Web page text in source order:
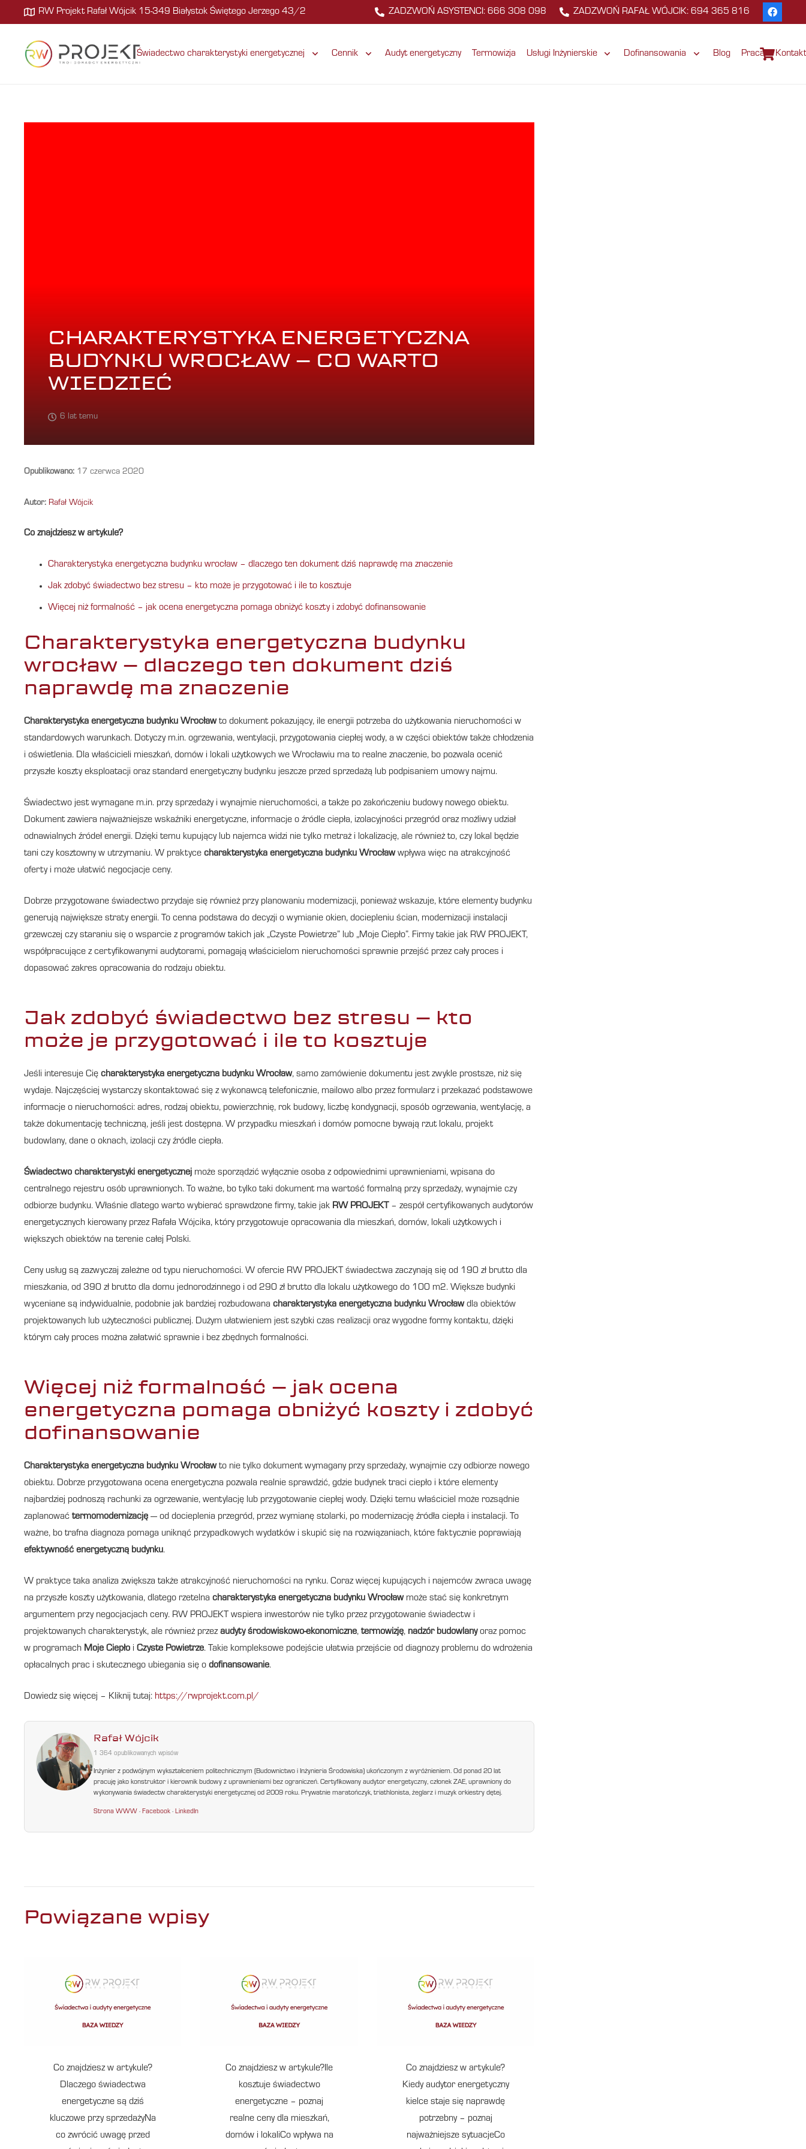
RW Projekt Rafał Wójcik 15-349 Białystok Świętego Jerzego 43/2 ZADZWOŃ ASYSTENCI: 666 308 098 ZADZWOŃ RAFAŁ WÓJCIK: 694 365 816
Świadectwo charakterystyki energetycznej Cennik Audyt energetyczny Termowizja Usługi Inżynierskie Dofinansowania Blog Praca Kontakt
CHARAKTERYSTYKA ENERGETYCZNA
BUDYNKU WROCŁAW – CO WARTO
WIEDZIEĆ
6 lat temu
Opublikowano: 17 czerwca 2020
Autor: Rafał Wójcik
Co znajdziesz w artykule?
Charakterystyka energetyczna budynku wrocław – dlaczego ten dokument dziś naprawdę ma znaczenie
Jak zdobyć świadectwo bez stresu – kto może je przygotować i ile to kosztuje
Więcej niż formalność – jak ocena energetyczna pomaga obniżyć koszty i zdobyć dofinansowanie
Charakterystyka energetyczna budynku
wrocław – dlaczego ten dokument dziś
naprawdę ma znaczenie
Charakterystyka energetyczna budynku Wrocławto dokument pokazujący, ile energii potrzeba do użytkowania nieruchomości w
standardowych warunkach. Dotyczy m.in. ogrzewania, wentylacji, przygotowania ciepłej wody, a w części obiektów także chłodzenia
i oświetlenia. Dla właścicieli mieszkań, domów i lokali użytkowych we Wrocławiu ma to realne znaczenie, bo pozwala ocenić
przyszłe koszty eksploatacji oraz standard energetyczny budynku jeszcze przed sprzedażą lub podpisaniem umowy najmu.
Świadectwo jest wymagane m.in. przy sprzedaży i wynajmie nieruchomości, a także po zakończeniu budowy nowego obiektu.
Dokument zawiera najważniejsze wskaźniki energetyczne, informacje o źródle ciepła, izolacyjności przegród oraz możliwy udział
odnawialnych źródeł energii. Dzięki temu kupujący lub najemca widzi nie tylko metraż i lokalizację, ale również to, czy lokal będzie
tani czy kosztowny w utrzymaniu. W praktyce charakterystyka energetyczna budynku Wrocławwpływa więc na atrakcyjność
oferty i może ułatwić negocjacje ceny.
Dobrze przygotowane świadectwo przydaje się również przy planowaniu modernizacji, ponieważ wskazuje, które elementy budynku
generują największe straty energii. To cenna podstawa do decyzji o wymianie okien, dociepleniu ścian, modernizacji instalacji
grzewczej czy staraniu się o wsparcie z programów takich jak „Czyste Powietrze” lub „Moje Ciepło”. Firmy takie jak RW PROJEKT,
współpracujące z certyfikowanymi audytorami, pomagają właścicielom nieruchomości sprawnie przejść przez cały proces i
dopasować zakres opracowania do rodzaju obiektu.
Jak zdobyć świadectwo bez stresu – kto
może je przygotować i ile to kosztuje
Jeśli interesuje Cię charakterystyka energetyczna budynku Wrocław, samo zamówienie dokumentu jest zwykle prostsze, niż się
wydaje. Najczęściej wystarczy skontaktować się z wykonawcą telefonicznie, mailowo albo przez formularz i przekazać podstawowe
informacje o nieruchomości: adres, rodzaj obiektu, powierzchnię, rok budowy, liczbę kondygnacji, sposób ogrzewania, wentylację, a
także dokumentację techniczną, jeśli jest dostępna. W przypadku mieszkań i domów pomocne bywają rzut lokalu, projekt
budowlany, dane o oknach, izolacji czy źródle ciepła.
Świadectwo charakterystyki energetycznej może sporządzić wyłącznie osoba z odpowiednimi uprawnieniami, wpisana do
centralnego rejestru osób uprawnionych. To ważne, bo tylko taki dokument ma wartość formalną przy sprzedaży, wynajmie czy
odbiorze budynku. Właśnie dlatego warto wybierać sprawdzone firmy, takie jak RW PROJEKT – zespół certyfikowanych audytorów
energetycznych kierowany przez Rafała Wójcika, który przygotowuje opracowania dla mieszkań, domów, lokali użytkowych i
większych obiektów na terenie całej Polski.
Ceny usług są zazwyczaj zależne od typu nieruchomości. W ofercie RW PROJEKT świadectwa zaczynają się od 190 zł brutto dla
mieszkania, od 390 zł brutto dla domu jednorodzinnego i od 290 zł brutto dla lokalu użytkowego do 100 m2. Większe budynki
wyceniane są indywidualnie, podobnie jak bardziej rozbudowana charakterystyka energetyczna budynku Wrocławdla obiektów
projektowanych lub użyteczności publicznej. Dużym ułatwieniem jest szybki czas realizacji oraz wygodne formy kontaktu, dzięki
którym cały proces można załatwić sprawnie i bez zbędnych formalności.
Więcej niż formalność – jak ocena
energetyczna pomaga obniżyć koszty i zdobyć
dofinansowanie
Charakterystyka energetyczna budynku Wrocławto nie tylko dokument wymagany przy sprzedaży, wynajmie czy odbiorze nowego
obiektu. Dobrze przygotowana ocena energetyczna pozwala realnie sprawdzić, gdzie budynek traci ciepło i które elementy
najbardziej podnoszą rachunki za ogrzewanie, wentylację lub przygotowanie ciepłej wody. Dzięki temu właściciel może rozsądnie
zaplanować termomodernizację — od docieplenia przegród, przez wymianę stolarki, po modernizację źródła ciepła i instalacji. To
ważne, bo trafna diagnoza pomaga uniknąć przypadkowych wydatków i skupić się na rozwiązaniach, które faktycznie poprawiają
efektywność energetyczną budynku.
W praktyce taka analiza zwiększa także atrakcyjność nieruchomości na rynku. Coraz więcej kupujących i najemców zwraca uwagę
na przyszłe koszty użytkowania, dlatego rzetelna charakterystyka energetyczna budynku Wrocławmoże stać się konkretnym
argumentem przy negocjacjach ceny. RW PROJEKT wspiera inwestorów nie tylko przez przygotowanie świadectw i
projektowanych charakterystyk, ale również przez audyty środowiskowo-ekonomiczne, termowizję, nadzór budowlanyoraz pomoc
w programach Moje Ciepło i Czyste Powietrze. Takie kompleksowe podejście ułatwia przejście od diagnozy problemu do wdrożenia
opłacalnych prac i skutecznego ubiegania się o dofinansowanie.
Dowiedz się więcej – Kliknij tutaj: https://rwprojekt.com.pl/
Rafał Wójcik
1 364 opublikowanych wpisów
Inżynier z podwójnym wykształceniem politechnicznym (Budownictwo i Inżynieria Środowiska) ukończonym z wyróżnieniem. Od ponad 20 lat
pracuję jako konstruktor i kierownik budowy z uprawnieniami bez ograniczeń. Certyfikowany audytor energetyczny, członek ZAE, uprawniony do
wykonywania świadectw charakterystyki energetycznej od 2009 roku. Prywatnie maratończyk, triathlonista, żeglarz i muzyk orkiestry dętej.
Strona WWW ·Facebook ·LinkedIn
Powiązane wpisy
Co znajdziesz w artykule?
Dlaczego świadectwa
energetyczne są dziś
kluczowe przy sprzedażyNa
co zwrócić uwagę przed
Co znajdziesz w artykule?Ile
kosztuje świadectwo
energetyczne – poznaj
realne ceny dla mieszkań,
domów i lokaliCo wpływa na
Co znajdziesz w artykule?
Kiedy audytor energetyczny
kielce staje się naprawdę
potrzebny – poznaj
najważniejsze sytuacjeCo